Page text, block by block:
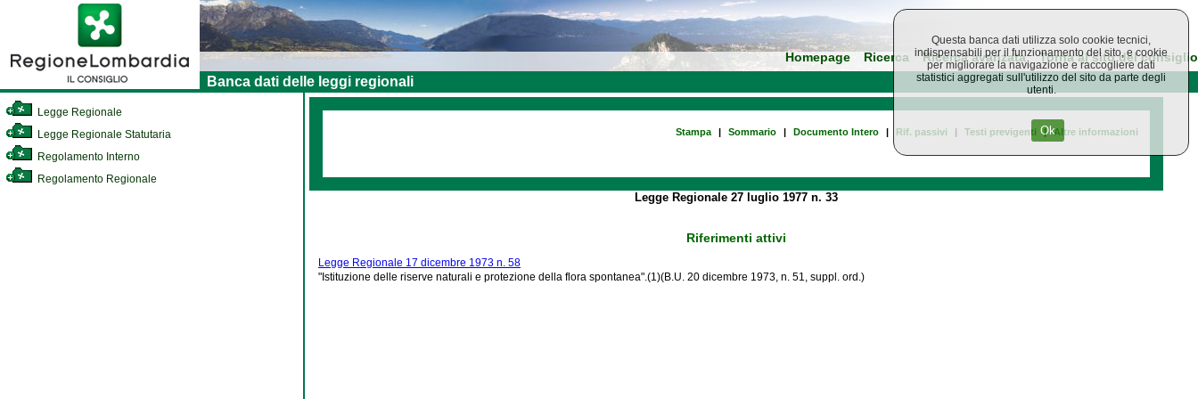
Homepage Ricerca Ricerca avanzata Torna al sito del consiglio
Banca dati delle leggi regionali
Legge Regionale
Legge Regionale Statutaria
Regolamento Interno
Regolamento Regionale
Stampa | Sommario | Documento Intero | Rif. passivi | Testi previgenti | Altre informazioni
Legge Regionale 27 luglio 1977 n. 33
Riferimenti attivi
Legge Regionale 17 dicembre 1973 n. 58
"Istituzione delle riserve naturali e protezione della flora spontanea".(1)(B.U. 20 dicembre 1973, n. 51, suppl. ord.)
Questa banca dati utilizza solo cookie tecnici,
indispensabili per il funzionamento del sito, e cookie
per migliorare la navigazione e raccogliere dati
statistici aggregati sull'utilizzo del sito da parte degli
utenti.
Ok